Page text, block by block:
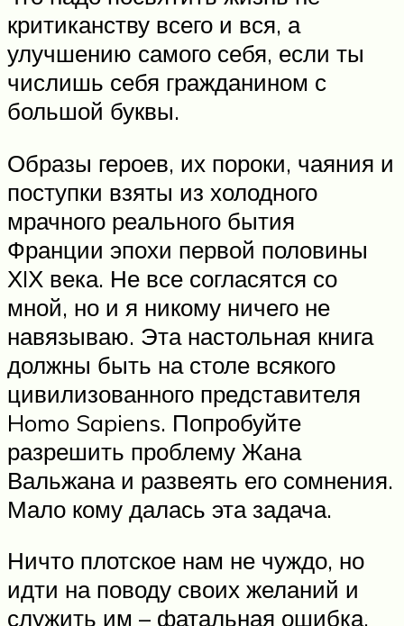
критиканству всего и вся, а
улучшению самого себя, если ты
числишь себя гражданином с
большой буквы.
Образы героев, их пороки, чаяния и
поступки взяты из холодного
мрачного реального бытия
Франции эпохи первой половины
ХIХ века. Не все согласятся со
мной, но и я никому ничего не
навязываю. Эта настольная книга
должны быть на столе всякого
цивилизованного представителя
Homo Sapiens. Попробуйте
разрешить проблему Жана
Вальжана и развеять его сомнения.
Мало кому далась эта задача.
Ничто плотское нам не чуждо, но
идти на поводу своих желаний и
служить им – фатальная ошибка.